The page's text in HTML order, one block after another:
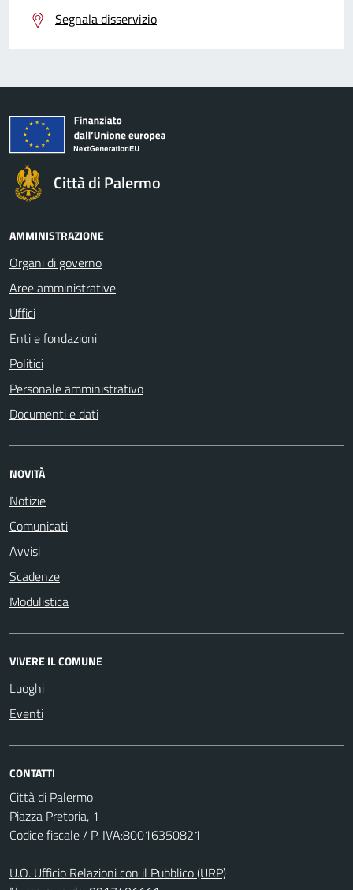
Segnala disservizio
Città di Palermo
AMMINISTRAZIONE
Organi di governo
Aree amministrative
Uffici
Enti e fondazioni
Politici
Personale amministrativo
Documenti e dati
NOVITÀ
Notizie
Comunicati
Avvisi
Scadenze
Modulistica
VIVERE IL COMUNE
Luoghi
Eventi
CONTATTI
Città di Palermo
Piazza Pretoria, 1
Codice fiscale / P. IVA:80016350821
U.O. Ufficio Relazioni con il Pubblico (URP)